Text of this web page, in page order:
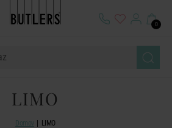
0
LIMO
Domov LIMO